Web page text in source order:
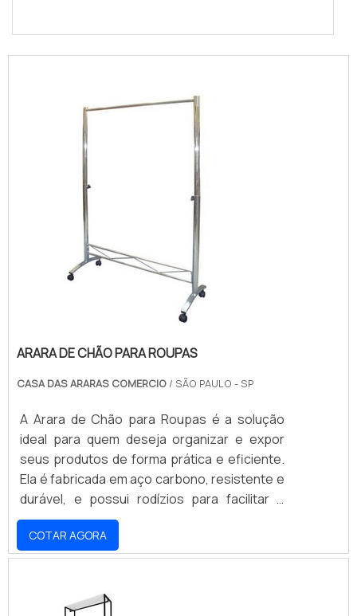
ARARA DE CHÃO PARA ROUPAS
CASA DAS ARARAS COMERCIO / SÃO PAULO - SP
A Arara de Chão para Roupas é a solução
ideal para quem deseja organizar e expor
seus produtos de forma prática e eficiente.
Ela é fabricada em aço carbono, resistente e
durável, e possui rodízios para facilitar o
transporte. Além disso, seu design moderno
e elegante se encaixa em qualquer ambiente,
tornando-se um ótimo investimento para
COTAR AGORA